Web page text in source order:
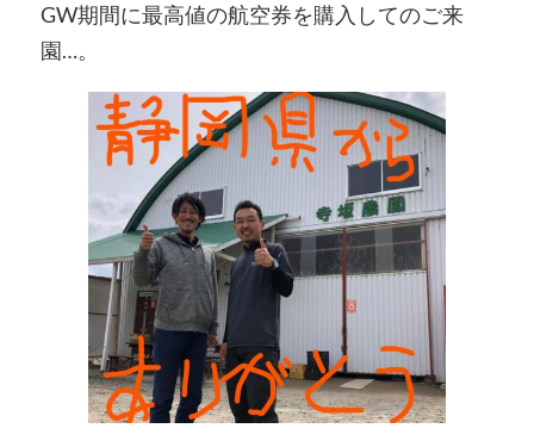
GW期間に最高値の航空券を購入してのご来
園…。